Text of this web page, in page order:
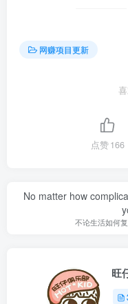
网赚项目更新
点赞166
No matter how
不论生活如何
旺